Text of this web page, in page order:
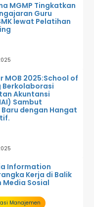
MGMP Tingkatkan
Guru
lewat Pelatihan
MOB 2025:School of
Akuntansi
Sambut
dengan Hangat
Information
Kerja di Balik
Media Sosial
Manajemen